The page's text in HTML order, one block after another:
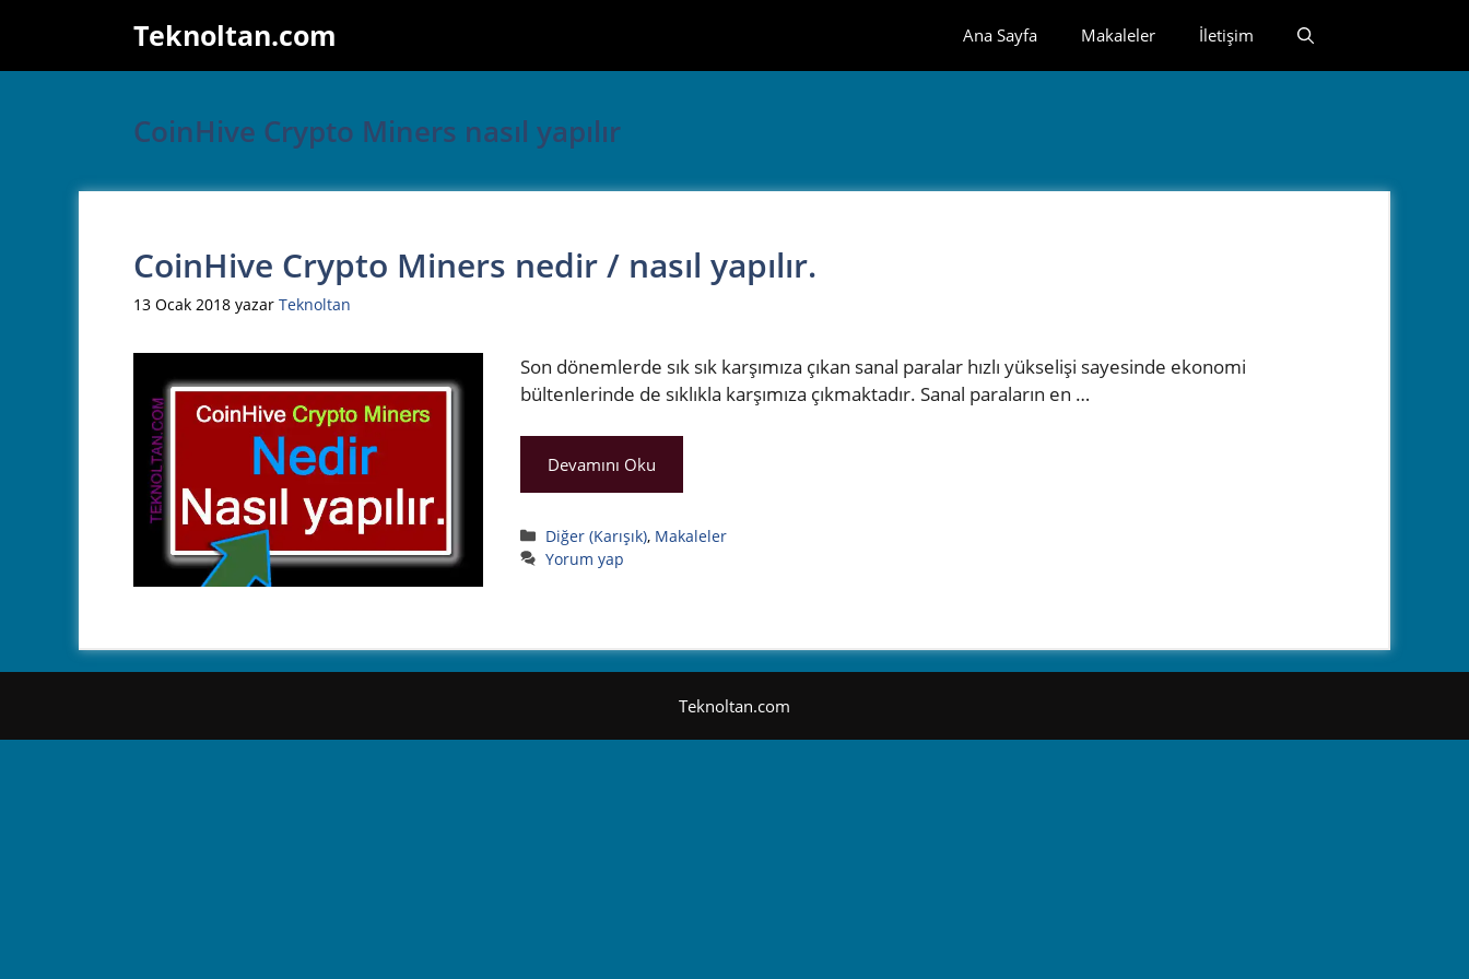
Teknoltan.com Ana Sayfa Makaleler İletişim
CoinHive Crypto Miners nasıl yapılır
CoinHive Crypto Miners nedir / nasıl yapılır.
13 Ocak 2018 yazar Teknoltan
Son dönemlerde sık sık karşımıza çıkan sanal paralar hızlı yükselişi sayesinde ekonomi
bültenlerinde de sıklıkla karşımıza çıkmaktadır. Sanal paraların en …
Devamını Oku
Kategoriler
Diğer (Karışık), Makaleler
Yorum yap
Teknoltan.com